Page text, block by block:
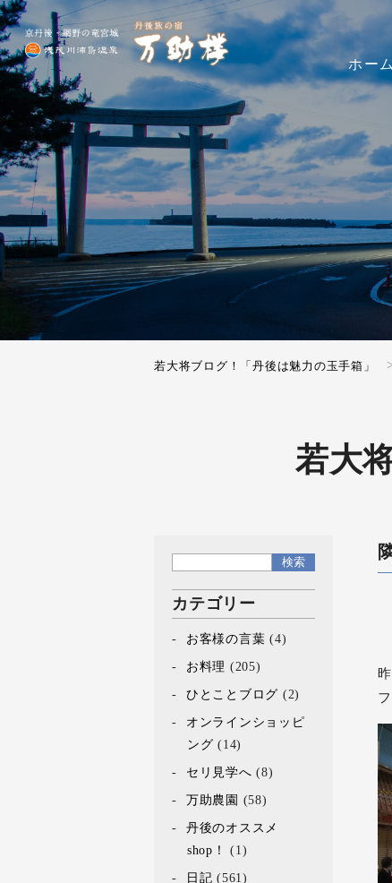
ホー
若大将ブログ！「丹後は魅力の玉手箱」
若大
カテゴリー
お客様の言葉 (4)
お料理 (205)
ひとことブログ (2)
オンラインショッピ
ング (14)
セリ見学へ (8)
万助農園 (58)
丹後のオススメ
shop！
(1)
日記 (561)